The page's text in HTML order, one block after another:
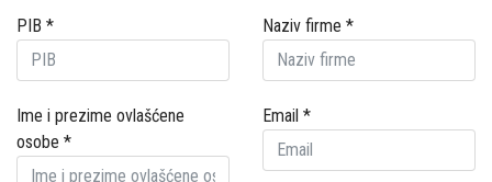
PIB * Naziv firme *
Ime i prezime ovlašćene
osobe *
Email *